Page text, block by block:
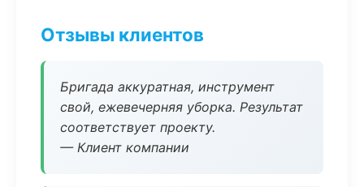
Отзывы клиентов
Бригада аккуратная, инструмент
свой, ежевечерняя уборка. Результат
соответствует проекту.
— Клиент компании